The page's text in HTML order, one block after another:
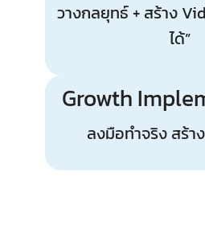
วางกลยุทธ์ + สร้าง
ได้”
Growth
ลงมือทำจริง สร้า